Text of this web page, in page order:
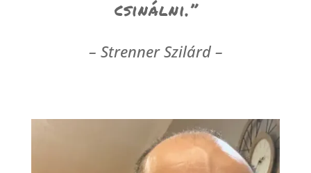
csinálni.”
– Strenner Szilárd –